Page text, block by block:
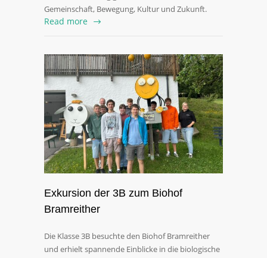
Gemeinschaft, Bewegung, Kultur und Zukunft.
Read more
Exkursion der 3B zum Biohof
Bramreither
Die Klasse 3B besuchte den Biohof Bramreither
und erhielt spannende Einblicke in die biologische